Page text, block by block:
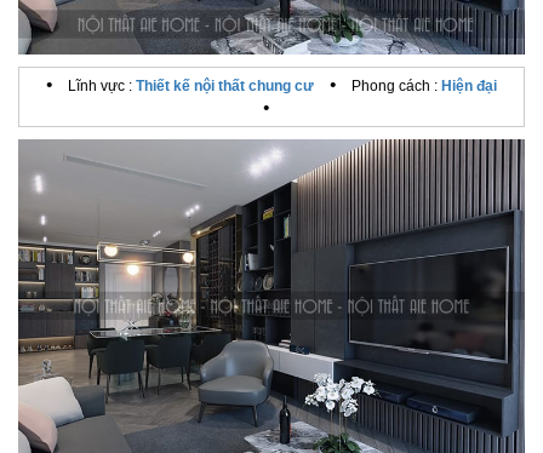
• Lĩnh vực : Thiết kế nội thất chung cư • Phong cách : Hiện đại
•